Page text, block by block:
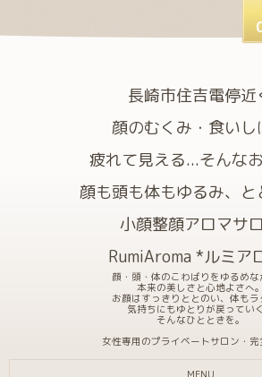
長崎市住吉電停近
顔のむくみ・食いし
疲れて見える...そんな
顔も頭も体もゆるみ、と
小顔整顔アロマサ
RumiAroma *ルミア
顔・頭・体のこわばりをゆるめな
本来の美しさと心地よさへ。
お顔はすっきりととのい、体もラ
気持ちにもゆとりが戻っていく
そんなひとときを。
女性専用のプライベートサロン・完
MENU